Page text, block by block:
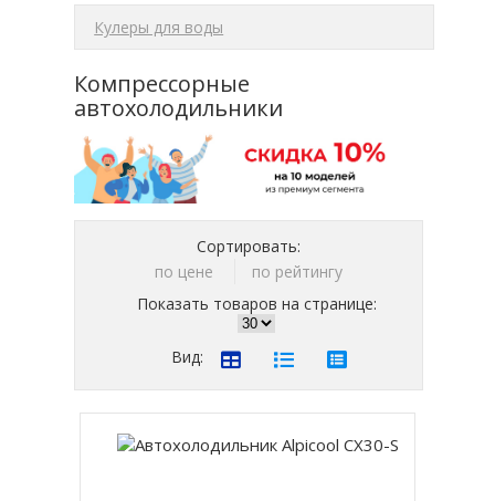
Кулеры для воды
Компрессорные
автохолодильники
Сортировать:
по цене
по рейтингу
Показать товаров на странице:
Вид: